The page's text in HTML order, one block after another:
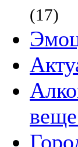
(17)